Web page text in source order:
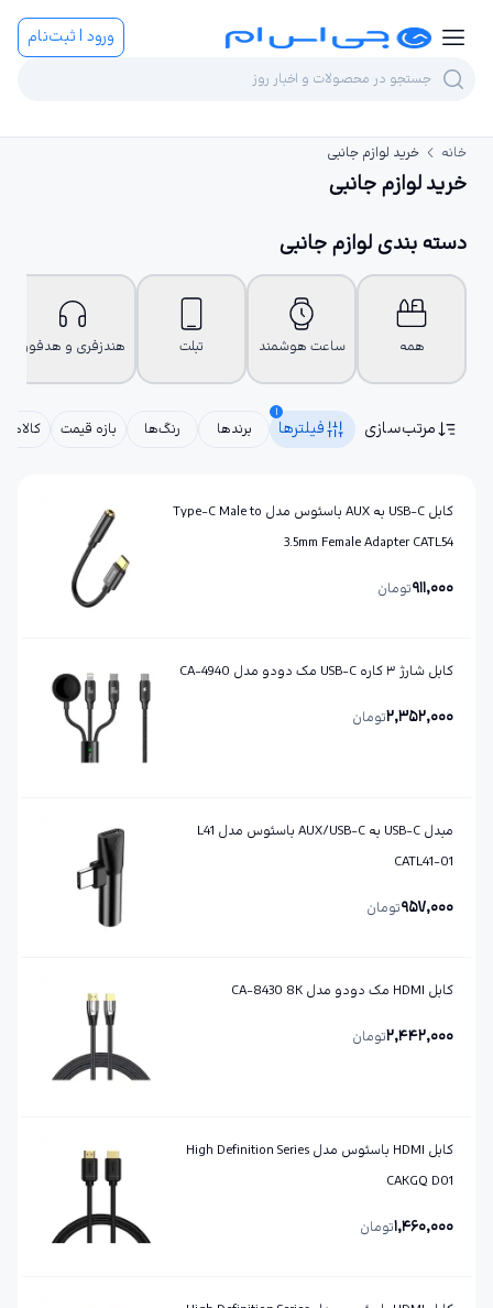
ورود | ثبت‌نام
خانه خرید لوازم جانبی
خرید لوازم جانبی
دسته بندی لوازم جانبی
همه ساعت هوشمند تبلت هندزفری و هدفون
مرتب‌سازی فیلترها
1
برندها رنگ‌ها بازه قیمت
کابل USB-C به AUX باسئوس مدل Type-C Male to
3.5mm Female Adapter CATL54
911,000تومان
کابل شارژ ۳ کاره USB-C مک دودو مدل CA-4940
2,352,000تومان
مبدل USB-C به AUX/USB-C باسئوس مدل L41
CATL41-01
957,000تومان
کابل HDMI مک دودو مدل CA-8430 8K
2,442,000تومان
کابل HDMI باسئوس مدل High Definition Series
CAKGQ D01
1,460,000تومان